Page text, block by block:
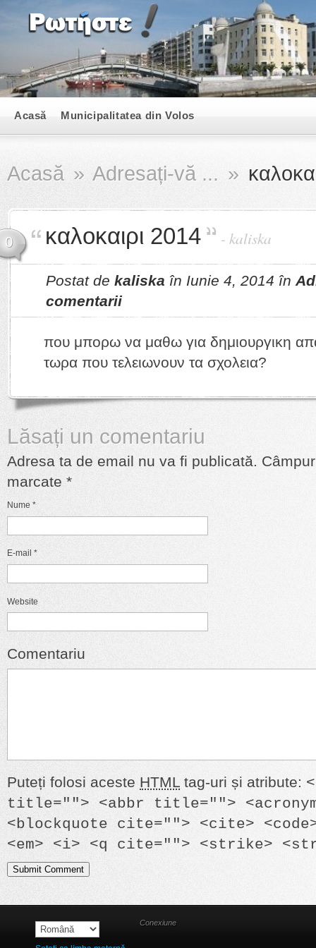
Acasă Municipalitatea din Volos
Acasă » Adresați-vă ... »
0 καλοκαιρι 2014 - kaliska
Postat de kaliska în Iunie 4, 2014 în
comentarii
που μπορω να μαθω για δημιουργικη
τωρα που τελειωνουν τα σχολεια?
Lăsați un comentariu
Adresa ta de email nu va fi publicată.
marcate *
Nume *
E-mail *
Website
Comentariu
Puteți folosi aceste HTML tag-uri și atribute:
title=""> <abbr title="">
<blockquote cite=""> <cite>
<em> <i> <q cite=""> <strike>
Conexiune